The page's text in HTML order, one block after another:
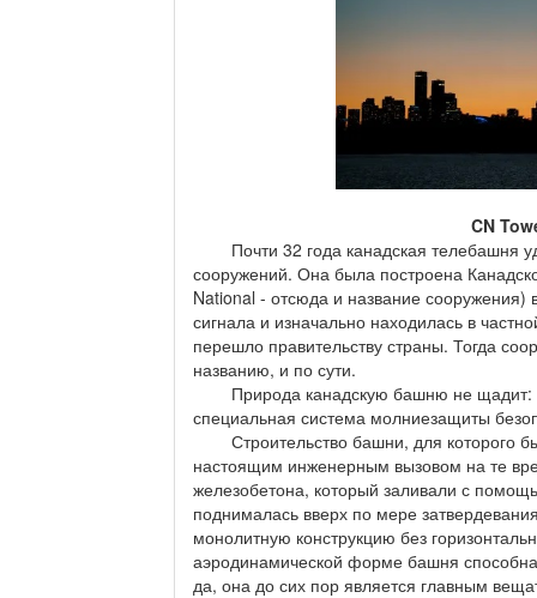
CN
Почти 32 года канадская телебашня
сооружений. Она была построена
National - отсюда и название сооружения)
сигнала и изначально находилась в
перешло правительству страны. Тогда
названию, и по сути.
Природа канадскую башню не щадит:
специальная система молниезащиты
Строительство башни, для которого
настоящим инженерным вызовом на те
железобетона, который заливали с
поднималась вверх по мере
монолитную конструкцию без
аэродинамической форме башня
да, она до сих пор является главным